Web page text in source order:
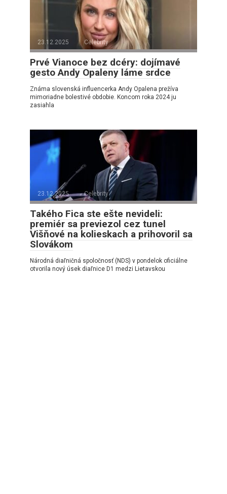
23.12.2025 Celebrity
Prvé Vianoce bez dcéry: dojímavé
gesto Andy Opaleny láme srdce
Známa slovenská influencerka Andy Opalena prežíva
mimoriadne bolestivé obdobie. Koncom roka 2024 ju
zasiahla
23.12.2025 Celebrity
Takého Fica ste ešte nevideli:
premiér sa previezol cez tunel
Višňové na kolieskach a prihovoril sa
Slovákom
Národná diaľničná spoločnosť (NDS) v pondelok oficiálne
otvorila nový úsek diaľnice D1 medzi Lietavskou